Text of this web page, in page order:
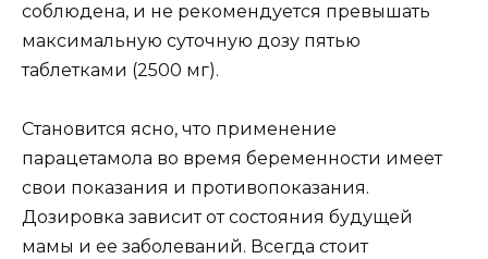
соблюдена, и не рекомендуется превышать
максимальную суточную дозу пятью
таблетками (2500 мг).
Становится ясно, что применение
парацетамола во время беременности имеет
свои показания и противопоказания.
Дозировка зависит от состояния будущей
мамы и ее заболеваний. Всегда стоит